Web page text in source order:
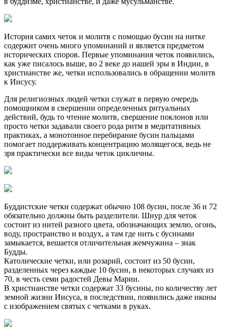
История самих четок и молитв с помощью бусин на нитке
содержит очень много упоминаний и является предметом
исторических споров. Первые упоминания четок появились,
как уже писалось выше, во 2 веке до нашей эры в Индии, в
христианстве же, четки использовались в обращении молитв
к Иисусу.
Для религиозных людей четки служат в первую очередь
помощником в свершении определенных ритуальных
действий, будь то чтение молитв, свершение поклонов или
просто четки задавали своего рода ритм в медитативных
практиках, а монотонное перебирание бусин пальцами
помогает поддерживать концентрацию молящегося, ведь не
зря практически все виды четок цикличны.
Буддистские четки содержат обычно 108 бусин, после 36 и 72
обязательно должны быть разделители. Шнур для четок
состоит из нитей разного цвета, обозначающих землю, огонь,
воду, пространство и воздух, а там где нить с бусинами
замыкается, вешается отличительная жемчужина – знак
Будды.
Католические четки, или розарий, состоит из 50 бусин,
разделенных через каждые 10 бусин, в некоторых случаях из
70, в честь семи радостей Девы Марии.
В христианстве четки содержат 33 бусины, по количеству лет
земной жизни Иисуса, в последствии, появились даже иконы
с изображением святых с четками в руках.